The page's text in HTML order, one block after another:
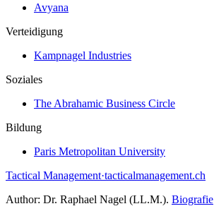
Avyana
Verteidigung
Kampnagel Industries
Soziales
The Abrahamic Business Circle
Bildung
Paris Metropolitan University
Tactical Management·tacticalmanagement.ch
Author: Dr. Raphael Nagel (LL.M.). Biografie